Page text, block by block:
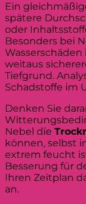
Ein
spätere
oder
Besonders bei
weitaus
Tiefgrund.
Schadstoffe im
Denken Sie
Nebel die
können, selbst
extrem feucht
Besserung für
Ihren Zeitplan
an.